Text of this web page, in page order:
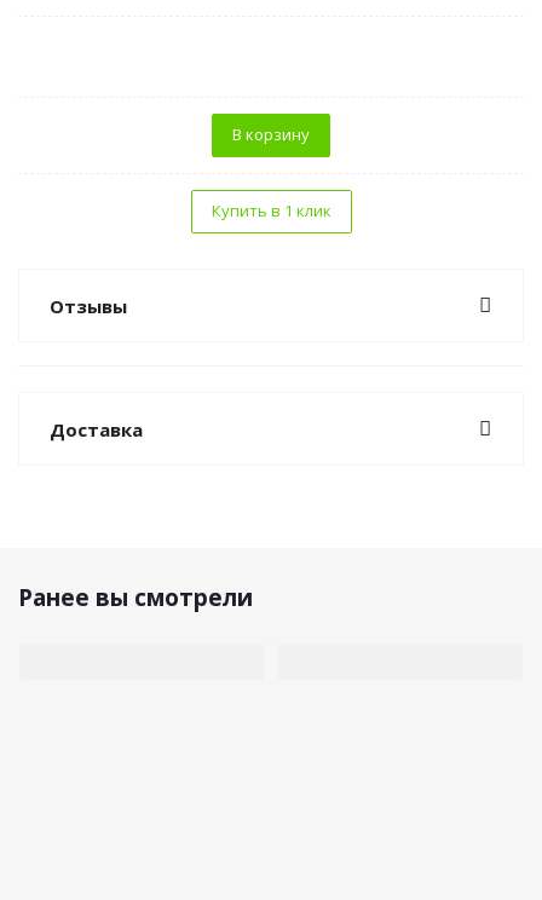
В корзину
Купить в 1 клик
Отзывы
Доставка
Ранее вы смотрели